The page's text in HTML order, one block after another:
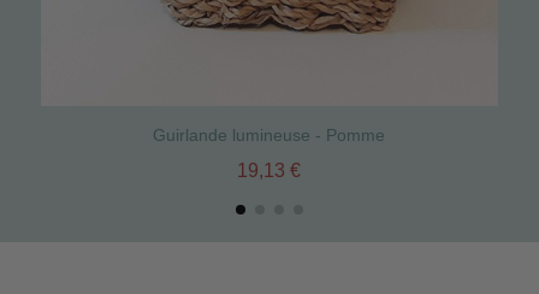
Guirlande lumineuse - Pomme
19,13 €